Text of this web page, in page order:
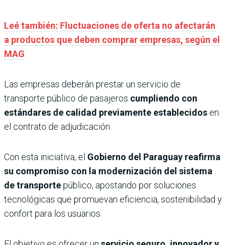
Leé también: Fluctuaciones de oferta no afectarán
a productos que deben comprar empresas, según el
MAG
Las empresas deberán prestar un servicio de
transporte público de pasajeros cumpliendo con
estándares de calidad previamente establecidos en
el contrato de adjudicación.
Con esta iniciativa, el Gobierno del Paraguay reafirma
su compromiso con la modernización del sistema
de transportepúblico, apostando por soluciones
tecnológicas que promuevan eficiencia, sostenibilidad y
confort para los usuarios.